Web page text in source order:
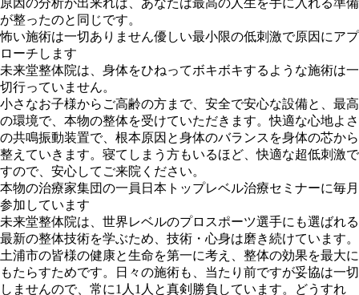
原因の分析が出来れば、あなたは最高の人生を手に入れる準備
が整ったのと同じです。
怖い施術は一切ありません優しい最小限の低刺激で原因にアプ
ローチします
未来堂整体院は、身体をひねってボキボキするような施術は一
切行っていません。
小さなお子様からご高齢の方まで、安全で安心な設備と、最高
の環境で、本物の整体を受けていただきます。快適な心地よさ
の共鳴振動装置で、根本原因と身体のバランスを身体の芯から
整えていきます。寝てしまう方もいるほど、快適な超低刺激で
すので、安心してご来院ください。
本物の治療家集団の一員 日本トップレベル治療セミナーに毎月
参加しています
未来堂整体院は、世界レベルのプロスポーツ選手にも選ばれる
最新の整体技術を学ぶため、技術・心身は磨き続けています。
土浦市の皆様の健康と生命を第一に考え、整体の効果を最大に
もたらすためです。日々の施術も、当たり前ですが妥協は一切
しませんので、常に1人1人と真剣勝負しています。どうすれ